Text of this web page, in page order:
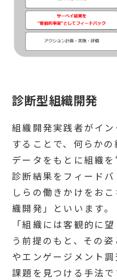
診断型組織開発
組織開発実践者がイ
することで、何らか
データをもとに組織
診断結果をフィード
しらの働きかけをお
織開発」といいます。
「組織には客観的に
う前提のもと、その
やエンゲージメント
課題を見つける手法で